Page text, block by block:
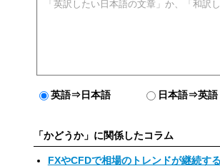
英語⇒日本語 日本語⇒英語
「かどうか」に関係したコラム
FXやCFDで相場のトレンドが継続す